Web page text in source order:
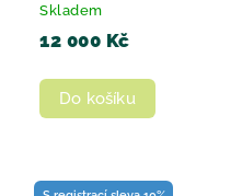
Skladem
12 000 Kč
Do košíku